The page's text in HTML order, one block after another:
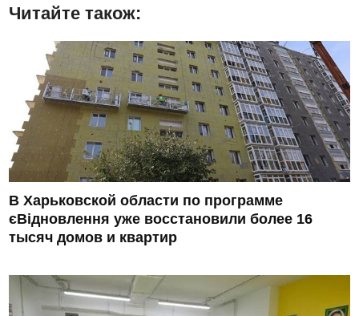
Читайте також:
В Харьковской области по программе
єВідновлення уже восстановили более 16
тысяч домов и квартир